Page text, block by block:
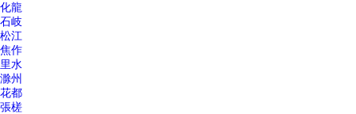
化龍
石岐
松江
焦作
里水
滁州
花都
張槎